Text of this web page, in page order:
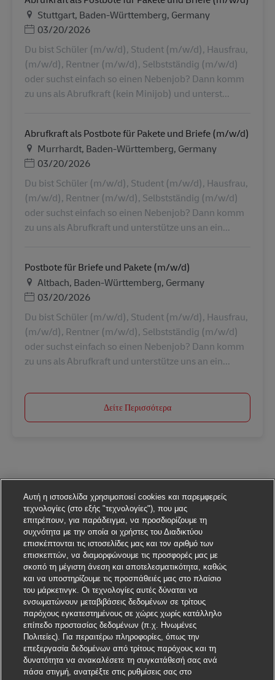
Τοποθεσία
Stuttgart, Baden-Württemberg, Germany
Ημερομηνία Ανάρτησης
03/20/2026
Du bist Schüler (m/w/d), Student (m/w/d), Hausfrau,
(m/w/d), Rentner (m/w/d), Selbstständig (m/w/d)
oder suchst einfach so einen Nebenjob? Dann komm
zu uns als Abrufkraft (kein Minijob) und unterst...
Abrufkraft als Postbote für Pakete und Briefe (m/w/d)
Τοποθεσία
Murrhardt, Baden-Württemberg, Germany
Ημερομηνία Ανάρτησης
03/20/2026
Du bist Schüler (m/w/d), Student (m/w/d), Hausfrau,
(m/w/d), Rentner (m/w/d), Selbstständig (m/w/d)
oder suchst einfach so einen Nebenjob? Dann komm
zu uns als Abrufkraft und unterstütze uns an ein...
Postbote für Briefe und Pakete (m/w/d)
Τοποθεσία
Altbach, Baden-Württemberg, Germany
Ημερομηνία Ανάρτησης
03/20/2026
Du bist Schüler (m/w/d), Student (m/w/d), Hausfrau,
(m/w/d), Rentner (m/w/d), Selbstständig (m/w/d)
oder suchst einfach so einen Nebenjob? Dann komm
zu uns als Abrufkraft und unterstütze uns an ein...
Δείτε Περισσότερα
Αυτή η ιστοσελίδα χρησιμοποιεί cookies και παρεμφερείς
τεχνολογίες (στο εξής "τεχνολογίες"), που μας
επιτρέπουν, για παράδειγμα, να προσδιορίζουμε τη
συχνότητα με την οποία οι χρήστες του Διαδικτύου
επισκέπτονται τις ιστοσελίδες μας και τον αριθμό των
επισκεπτών, να διαμορφώνουμε τις προσφορές μας με
σκοπό τη μέγιστη άνεση και αποτελεσματικότητα, καθώς
και να υποστηρίζουμε τις προσπάθειές μας στο πλαίσιο
του μάρκετινγκ. Οι τεχνολογίες αυτές δύναται να
ενσωματώνουν μεταβιβάσεις δεδομένων σε τρίτους
παρόχους εγκατεστημένους σε χώρες χωρίς κατάλληλο
επίπεδο προστασίας δεδομένων (π.χ. Ηνωμένες
Πολιτείες). Για περαιτέρω πληροφορίες, όπως την
επεξεργασία δεδομένων από τρίτους παρόχους και τη
δυνατότητα να ανακαλέσετε τη συγκατάθεσή σας ανά
πάσα στιγμή, ανατρέξτε στις ρυθμίσεις σας στο